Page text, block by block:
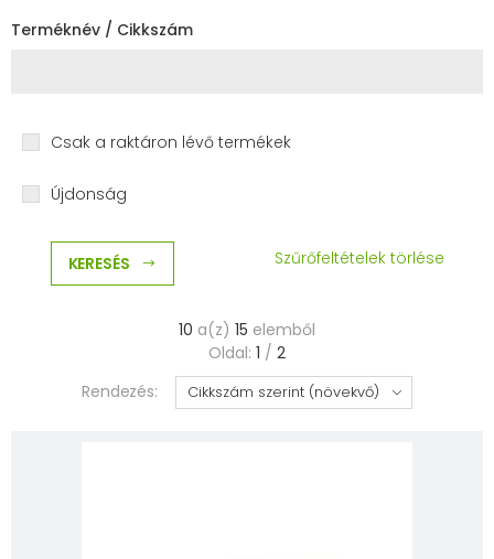
Terméknév / Cikkszám
Csak a raktáron lévő termékek
Újdonság
KERESÉS Szűrőfeltételek törlése
10 a(z) 15 elemből
Oldal: 1 / 2
Rendezés: